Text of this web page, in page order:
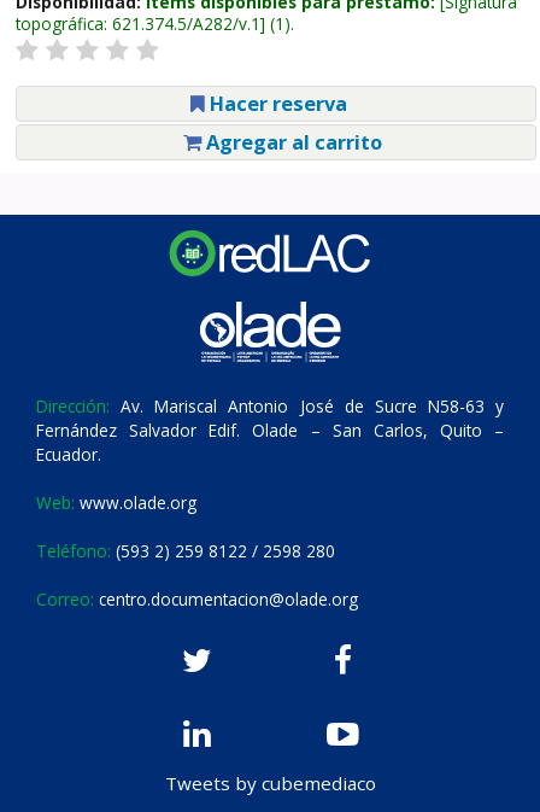
topográfica: 621.374.5/A282/v.1 (1).
Hacer reserva
Agregar al carrito
Dirección: Av. Mariscal Antonio José de Sucre N58-63 y
Fernández Salvador Edif. Olade – San Carlos, Quito –
Ecuador.
Web: www.olade.org
Teléfono: (593 2) 259 8122 / 2598 280
Correo: centro.documentacion@olade.org
Tweets by cubemediaco